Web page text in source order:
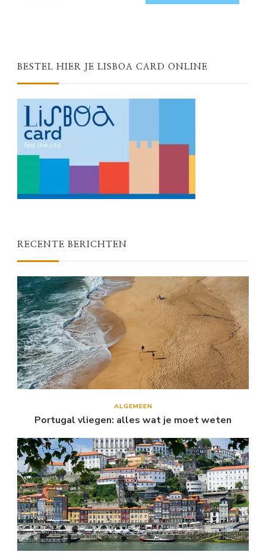
BESTEL HIER JE LISBOA CARD ONLINE
RECENTE BERICHTEN
ALGEMEEN
Portugal vliegen: alles wat je moet weten